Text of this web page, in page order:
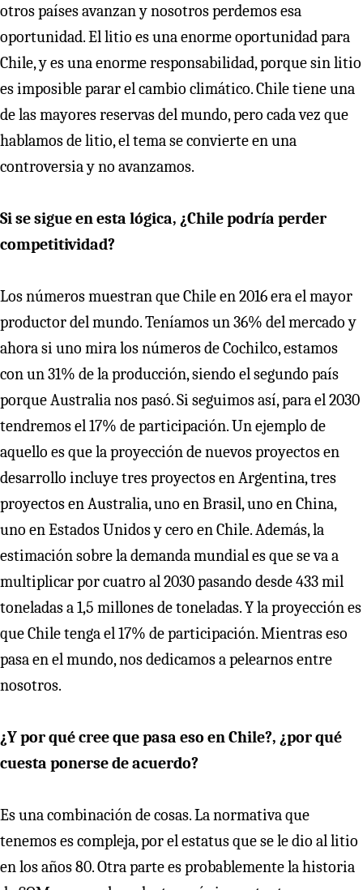
otros países avanzan y nosotros perdemos esa
oportunidad. El litio es una enorme oportunidad para
Chile, y es una enorme responsabilidad, porque sin litio
es imposible parar el cambio climático. Chile tiene una
de las mayores reservas del mundo, pero cada vez que
hablamos de litio, el tema se convierte en una
controversia y no avanzamos.
Si se sigue en esta lógica, ¿Chile podría perder
competitividad?
Los números muestran que Chile en 2016 era el mayor
productor del mundo. Teníamos un 36% del mercado y
ahora si uno mira los números de Cochilco, estamos
con un 31% de la producción, siendo el segundo país
porque Australia nos pasó. Si seguimos así, para el 2030
tendremos el 17% de participación. Un ejemplo de
aquello es que la proyección de nuevos proyectos en
desarrollo incluye tres proyectos en Argentina, tres
proyectos en Australia, uno en Brasil, uno en China,
uno en Estados Unidos y cero en Chile. Además, la
estimación sobre la demanda mundial es que se va a
multiplicar por cuatro al 2030 pasando desde 433 mil
toneladas a 1,5 millones de toneladas. Y la proyección es
que Chile tenga el 17% de participación. Mientras eso
pasa en el mundo, nos dedicamos a pelearnos entre
nosotros.
¿Y por qué cree que pasa eso en Chile?, ¿por qué
cuesta ponerse de acuerdo?
Es una combinación de cosas. La normativa que
tenemos es compleja, por el estatus que se le dio al litio
en los años 80. Otra parte es probablemente la historia